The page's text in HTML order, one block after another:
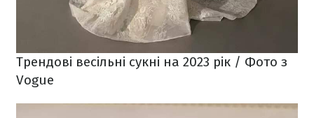
Трендові весільні сукні на 2023 рік / Фото з
Vogue